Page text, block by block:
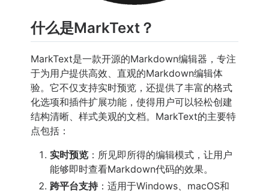
什么是MarkText？
MarkText是一款开源的Markdown编辑器，专注
于为用户提供高效、直观的Markdown编辑体
验。它不仅支持实时预览，还提供了丰富的格式
化选项和插件扩展功能，使得用户可以轻松创建
结构清晰、样式美观的文档。MarkText的主要特
点包括：
实时预览 ：所见即所得的编辑模式，让用户
能够即时查看Markdown代码的效果。
跨平台支持：适用于Windows、macOS和